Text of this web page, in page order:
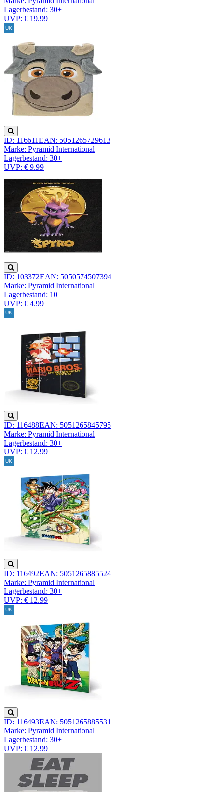
Lagerbestand: 30+
UVP: € 19.99
ID: 116611EAN: 5051265729613
Marke: Pyramid International
Lagerbestand: 30+
UVP: € 9.99
ID: 103372EAN: 5050574507394
Marke: Pyramid International
Lagerbestand: 10
UVP: € 4.99
ID: 116488EAN: 5051265845795
Marke: Pyramid International
Lagerbestand: 30+
UVP: € 12.99
ID: 116492EAN: 5051265885524
Marke: Pyramid International
Lagerbestand: 30+
UVP: € 12.99
ID: 116493EAN: 5051265885531
Marke: Pyramid International
Lagerbestand: 30+
UVP: € 12.99